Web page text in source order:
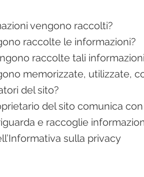
vengono raccolti?
raccolte le informazioni?
raccolte tali
memorizzate, utilizzate,
del sito?
del sito comunica
e raccoglie
sulla privacy